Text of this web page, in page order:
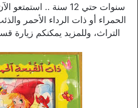
سنوات حتي 12 سنة ..
الحمراء أو ذات الرداء الأحمر
التراث، وللمزيد يمكنكم زيارة